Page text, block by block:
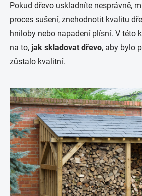
Pokud dřevo uskladníte nesprávně,
proces sušení, znehodnotit kvalitu
hniloby nebo napadení plísní. V této
na to, jak skladovat dřevo, aby bylo
zůstalo kvalitní.